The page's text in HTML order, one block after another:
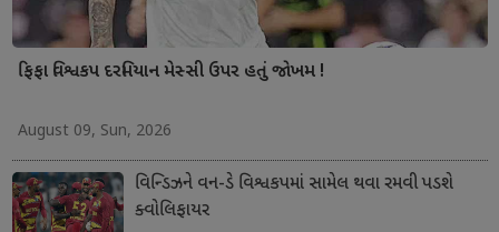
ફિફા વિશ્વકપ દરમિયાન મેસ્સી ઉપર હતું જોખમ !
August 09, Sun, 2026
વિન્ડિઝને વન-ડે વિશ્વકપમાં સામેલ થવા રમવી પડશે
ક્વોલિફાયર